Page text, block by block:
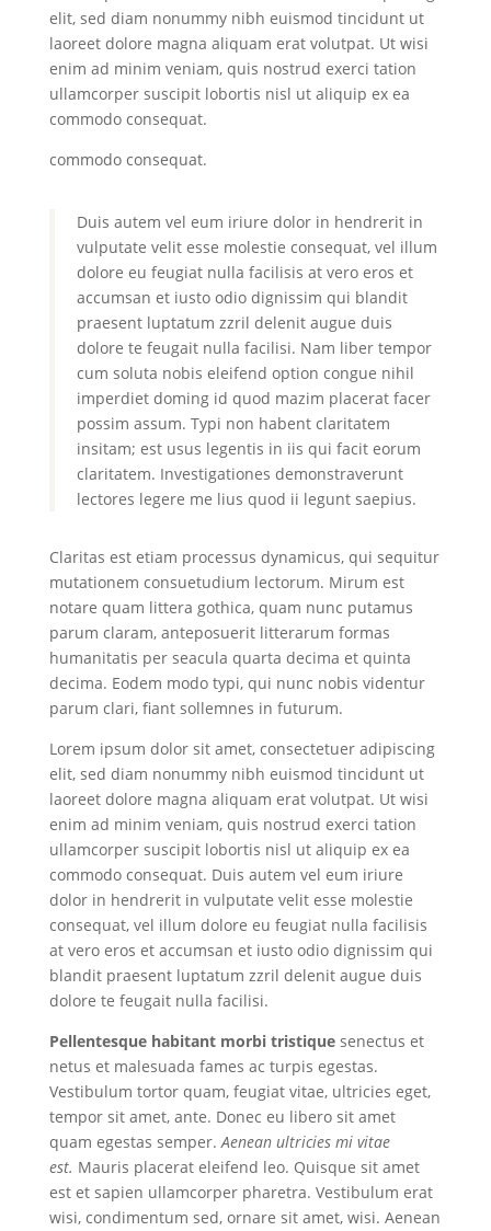
elit, sed diam nonummy nibh euismod tincidunt ut
laoreet dolore magna aliquam erat volutpat. Ut wisi
enim ad minim veniam, quis nostrud exerci tation
ullamcorper suscipit lobortis nisl ut aliquip ex ea
commodo consequat.
commodo consequat.
Duis autem vel eum iriure dolor in hendrerit in
vulputate velit esse molestie consequat, vel illum
dolore eu feugiat nulla facilisis at vero eros et
accumsan et iusto odio dignissim qui blandit
praesent luptatum zzril delenit augue duis
dolore te feugait nulla facilisi. Nam liber tempor
cum soluta nobis eleifend option congue nihil
imperdiet doming id quod mazim placerat facer
possim assum. Typi non habent claritatem
insitam; est usus legentis in iis qui facit eorum
claritatem. Investigationes demonstraverunt
lectores legere me lius quod ii legunt saepius.
Claritas est etiam processus dynamicus, qui sequitur
mutationem consuetudium lectorum. Mirum est
notare quam littera gothica, quam nunc putamus
parum claram, anteposuerit litterarum formas
humanitatis per seacula quarta decima et quinta
decima. Eodem modo typi, qui nunc nobis videntur
parum clari, fiant sollemnes in futurum.
Lorem ipsum dolor sit amet, consectetuer adipiscing
elit, sed diam nonummy nibh euismod tincidunt ut
laoreet dolore magna aliquam erat volutpat. Ut wisi
enim ad minim veniam, quis nostrud exerci tation
ullamcorper suscipit lobortis nisl ut aliquip ex ea
commodo consequat. Duis autem vel eum iriure
dolor in hendrerit in vulputate velit esse molestie
consequat, vel illum dolore eu feugiat nulla facilisis
at vero eros et accumsan et iusto odio dignissim qui
blandit praesent luptatum zzril delenit augue duis
dolore te feugait nulla facilisi.
Pellentesque habitant morbi tristiquesenectus et
netus et malesuada fames ac turpis egestas.
Vestibulum tortor quam, feugiat vitae, ultricies eget,
tempor sit amet, ante. Donec eu libero sit amet
quam egestas semper.Aenean ultricies mi vitae
est. Mauris placerat eleifend leo. Quisque sit amet
est et sapien ullamcorper pharetra. Vestibulum erat
wisi, condimentum sed, ornare sit amet, wisi. Aenean